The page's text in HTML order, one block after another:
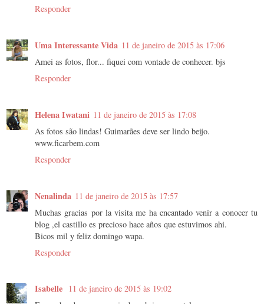
Responder
Uma Interessante Vida 11 de janeiro de 2015 às 17:06
Amei as fotos, flor... fiquei com vontade de conhecer. bjs
Responder
Helena Iwatani 11 de janeiro de 2015 às 17:08
As fotos são lindas! Guimarães deve ser lindo beijo.
www.ficarbem.com
Responder
Nenalinda 11 de janeiro de 2015 às 17:57
Muchas gracias por la visita me ha encantado venir a conocer tu
blog ,el castillo es precioso hace años que estuvimos ahi.
Bicos mil y feliz domingo wapa.
Responder
Isabelle
11 de janeiro de 2015 às 19:02